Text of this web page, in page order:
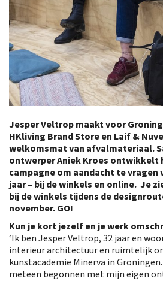
Jesper Veltrop maakt voor
HKliving Brand Store en Laif &
welkomsmat van afvalmateriaal.
ontwerper Aniek Kroes ontwikkelt
campagne om aandacht te
jaar – bij de winkels en online. Je
bij de winkels tijdens de
november. GO!
Kun je kort jezelf en je werk
‘Ik ben Jesper Veltrop, 32 jaar en
interieur architectuur en ruimtelijk
kunstacademie Minerva in
meteen begonnen met mijn eigen